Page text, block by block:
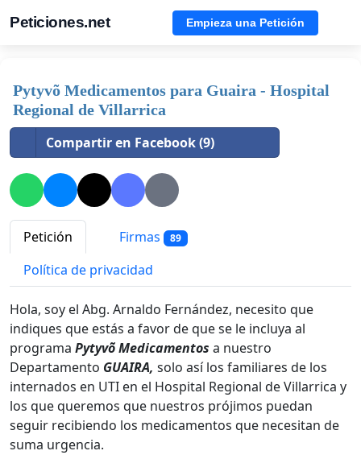
Peticiones.net Empieza una Petición
Pytyvõ Medicamentos para Guaira - Hospital
Regional de Villarrica
Compartir en Facebook (9)
Petición Firmas 89
Política de privacidad
Hola, soy el Abg. Arnaldo Fernández, necesito que
indiques que estás a favor de que se le incluya al
programa Pytyvõ Medicamentos a nuestro
Departamento GUAIRA, solo así los familiares de los
internados en UTI en el Hospital Regional de Villarrica y
los que queremos que nuestros prójimos puedan
seguir recibiendo los medicamentos que necesitan de
suma urgencia.